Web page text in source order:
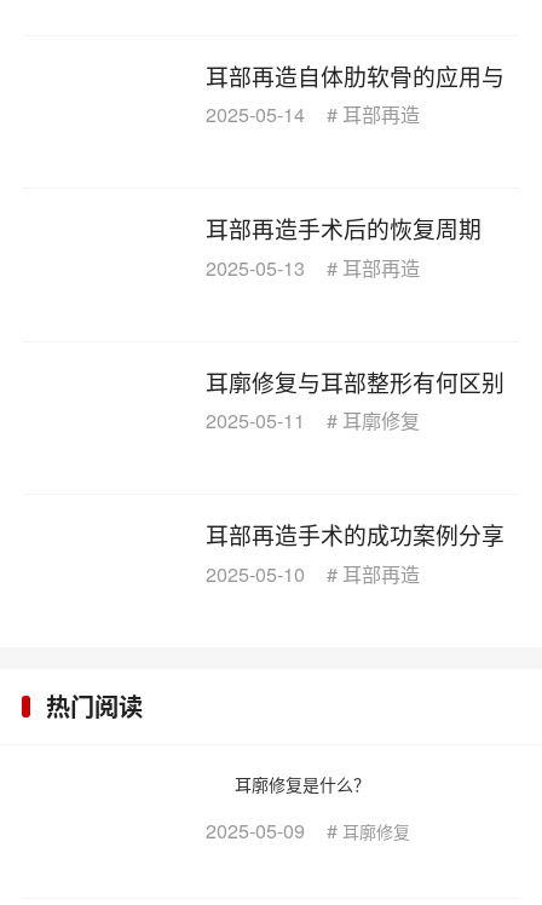
耳部再造自体肋软骨的应用与
2025-05-14 # 耳部再造
耳部再造手术后的恢复周期
2025-05-13 # 耳部再造
耳廓修复与耳部整形有何区别
2025-05-11 # 耳廓修复
耳部再造手术的成功案例分享
2025-05-10 # 耳部再造
热门阅读
耳廓修复是什么？
2025-05-09 # 耳廓修复